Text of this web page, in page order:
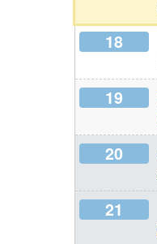
18
19
20
21